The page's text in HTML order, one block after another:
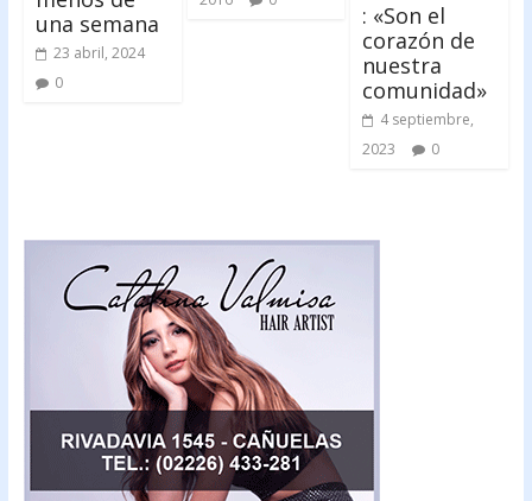
una semana
23 abril, 2024
0
: «Son el
corazón de
nuestra
comunidad»
4 septiembre,
2023
0